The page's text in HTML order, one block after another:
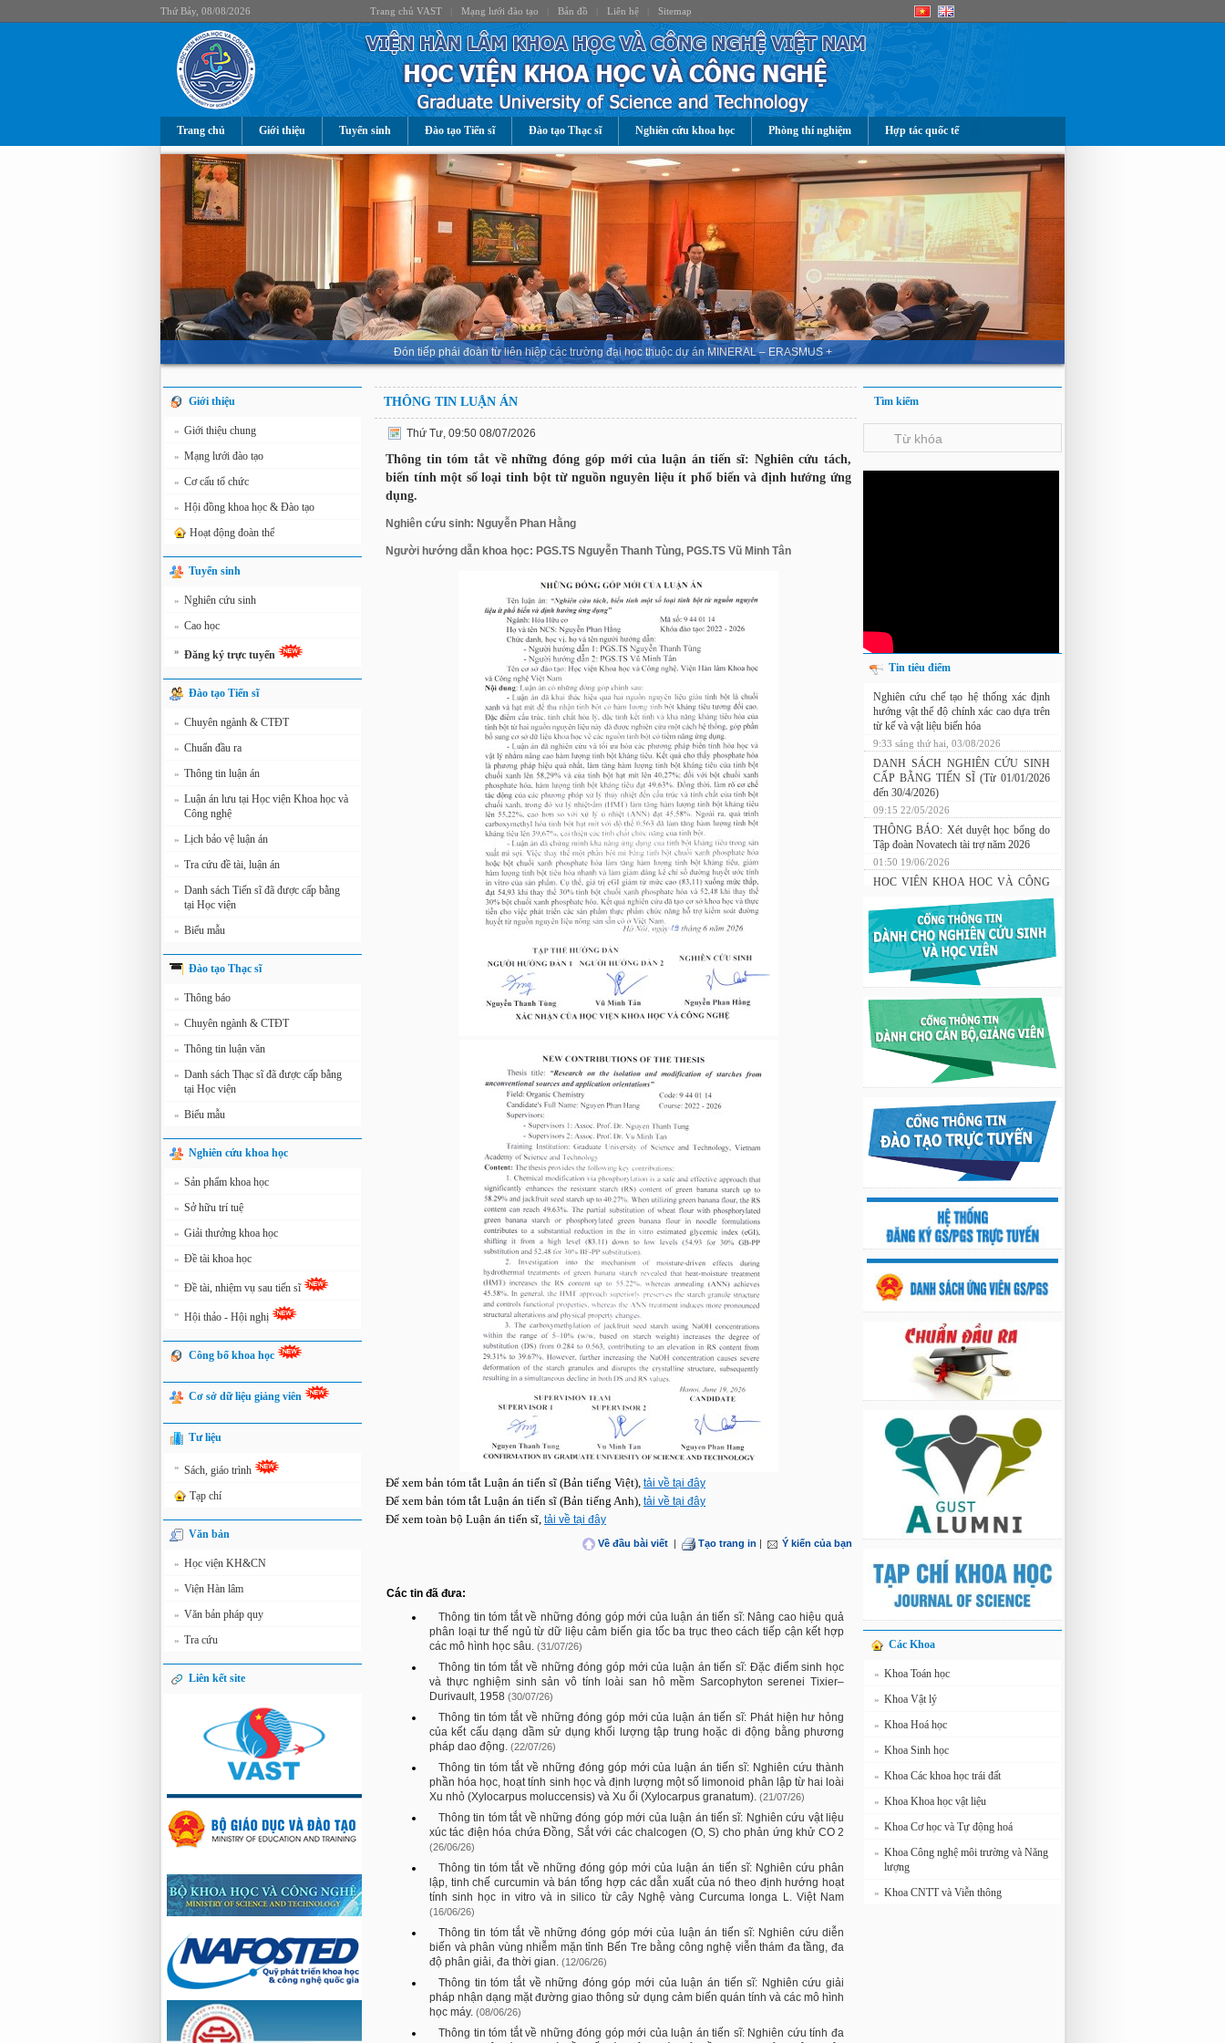
Thứ Bảy, 08/08/2026 Trang chủ VAST| Mạng lưới đào tạo Bản đồ Liên hệ| Sitemap
Trang chủ Giới thiệu Tuyển sinh Đào tạo Tiến sĩ Đào tạo Thạc sĩ Nghiên cứu khoa học Phòng thí nghiệm Hợp tác quốc tế
Đón tiếp phái đoàn từ liên hiệp các trường đại học thuộc dự án MINERAL – ERASMUS +
Giới thiệu
» Giới thiệu chung
» Mạng lưới đào tạo
» Cơ cấu tổ chức
» Hội đồng khoa học & Đào tạo
Hoạt động đoàn thể
Tuyển sinh
» Nghiên cứu sinh
» Cao học
» Đăng ký trực tuyến
Đào tạo Tiến sĩ
» Chuyên ngành & CTĐT
» Chuẩn đầu ra
» Thông tin luận án
» Luận án lưu tại Học viện Khoa học và
Công nghệ
» Lịch bảo vệ luận án
» Tra cứu đề tài, luận án
» Danh sách Tiến sĩ đã được cấp bằng
tại Học viện
» Biểu mẫu
Đào tạo Thạc sĩ
» Thông báo
» Chuyên ngành & CTĐT
» Thông tin luận văn
» Danh sách Thạc sĩ đã được cấp bằng
tại Học viện
» Biểu mẫu
Nghiên cứu khoa học
» Sản phẩm khoa học
» Sở hữu trí tuệ
» Giải thưởng khoa học
» Đề tài khoa học
» Đề tài, nhiệm vụ sau tiến sĩ
» Hội thảo - Hội nghị
Công bố khoa học
Cơ sở dữ liệu giảng viên
Tư liệu
» Sách, giáo trình
Tạp chí
Văn bản
» Học viện KH&CN
» Viện Hàn lâm
» Văn bản pháp quy
» Tra cứu
Liên kết site
THÔNG TIN LUẬN ÁN
Thứ Tư, 09:50 08/07/2026
Thông tin tóm tắt về những đóng góp mới của luận án tiến sĩ: Nghiên cứu tách,
biến tính một số loại tinh bột từ nguồn nguyên liệu ít phổ biến và định hướng ứng
dụng.
Nghiên cứu sinh: Nguyễn Phan Hằng
Người hướng dẫn khoa học: PGS.TS Nguyễn Thanh Tùng, PGS.TS Vũ Minh Tân
Để xem bản tóm tắt Luận án tiến sĩ (Bản tiếng Việt), tải về tại đây
Để xem bản tóm tắt Luận án tiến sĩ (Bản tiếng Anh), tải về tại đây
Để xem toàn bộ Luận án tiến sĩ, tải về tại đây
Về đầu bài viết | Tạo trang in | Ý kiến của bạn
Các tin đã đưa:
Thông tin tóm tắt về những đóng góp mới của luận án tiến sĩ: Nâng cao hiệu quả
phân loại tư thế ngủ từ dữ liệu cảm biến gia tốc ba trục theo cách tiếp cận kết hợp
các mô hình học sâu. (31/07/26)
Thông tin tóm tắt về những đóng góp mới của luận án tiến sĩ: Đặc điểm sinh học
và thực nghiệm sinh sản vô tính loài san hô mềm Sarcophyton serenei Tixier–
Durivault, 1958 (30/07/26)
Thông tin tóm tắt về những đóng góp mới của luận án tiến sĩ: Phát hiện hư hỏng
của kết cấu dạng dầm sử dụng khối lượng tập trung hoặc di động bằng phương
pháp dao động. (22/07/26)
Thông tin tóm tắt về những đóng góp mới của luận án tiến sĩ: Nghiên cứu thành
phần hóa học, hoạt tính sinh học và định lượng một số limonoid phân lập từ hai loài
Xu nhỏ (Xylocarpus moluccensis) và Xu ổi (Xylocarpus granatum). (21/07/26)
Thông tin tóm tắt về những đóng góp mới của luận án tiến sĩ: Nghiên cứu vật liệu
xúc tác điện hóa chứa Đồng, Sắt với các chalcogen (O, S) cho phản ứng khử CO 2
(26/06/26)
Thông tin tóm tắt về những đóng góp mới của luận án tiến sĩ: Nghiên cứu phân
lập, tinh chế curcumin và bán tổng hợp các dẫn xuất của nó theo định hướng hoạt
tính sinh học in vitro và in silico từ cây Nghệ vàng Curcuma longa L. Việt Nam
(16/06/26)
Thông tin tóm tắt về những đóng góp mới của luận án tiến sĩ: Nghiên cứu diễn
biến và phân vùng nhiễm mặn tỉnh Bến Tre bằng công nghệ viễn thám đa tầng, đa
độ phân giải, đa thời gian. (12/06/26)
Thông tin tóm tắt về những đóng góp mới của luận án tiến sĩ: Nghiên cứu giải
pháp nhận dạng mặt đường giao thông sử dụng cảm biến quán tính và các mô hình
học máy. (08/06/26)
Thông tin tóm tắt về những đóng góp mới của luận án tiến sĩ: Nghiên cứu tính đa
Tìm kiếm
Tin tiêu điểm
Nghiên cứu chế tạo hệ thống xác định
hướng vật thể độ chính xác cao dựa trên
từ kế và vật liệu biến hóa
9:33 sáng thứ hai, 03/08/2026
DANH SÁCH NGHIÊN CỨU SINH
CẤP BẰNG TIẾN SĨ (Từ 01/01/2026
đến 30/4/2026)
09:15 22/05/2026
THÔNG BÁO: Xét duyệt học bổng do
Tập đoàn Novatech tài trợ năm 2026
01:50 19/06/2026
HỌC VIỆN KHOA HỌC VÀ CÔNG
NGHỆ TRIỂN KHAI CÔNG TÁC
ĐÀO TẠO TRONG LĨNH VỰC
CÔNG NGHỆ KỸ THUẬT HẠT
NHÂN
03:41 08/07/2026
Nghiên cứu chế tạo hệ thống xác định
từ kế và vật liệu biến hóa
9:33 sáng thứ hai, 03/08/2026
Các Khoa
» Khoa Toán học
» Khoa Vật lý
» Khoa Hoá học
» Khoa Sinh học
» Khoa Các khoa học trái đất
» Khoa Khoa học vật liệu
» Khoa Cơ học và Tự động hoá
» Khoa Công nghệ môi trường và Năng
lượng
» Khoa CNTT và Viễn thông